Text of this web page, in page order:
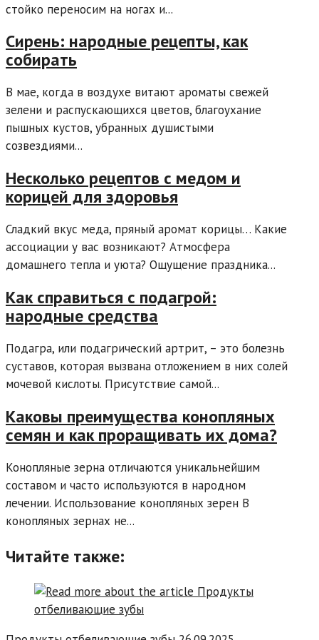
стойко переносим на ногах и...
Сирень: народные рецепты, как
собирать
В мае, когда в воздухе витают ароматы свежей
зелени и распускающихся цветов, благоухание
пышных кустов, убранных душистыми
созвездиями...
Несколько рецептов с медом и
корицей для здоровья
Сладкий вкус меда, пряный аромат корицы… Какие
ассоциации у вас возникают? Атмосфера
домашнего тепла и уюта? Ощущение праздника...
Как справиться с подагрой:
народные средства
Подагра, или подагрический артрит, – это болезнь
суставов, которая вызвана отложением в них солей
мочевой кислоты. Присутствие самой...
Каковы преимущества конопляных
семян и как проращивать их дома?
Конопляные зерна отличаются уникальнейшим
составом и часто используются в народном
лечении. Использование конопляных зерен В
конопляных зернах не...
Читайте также: